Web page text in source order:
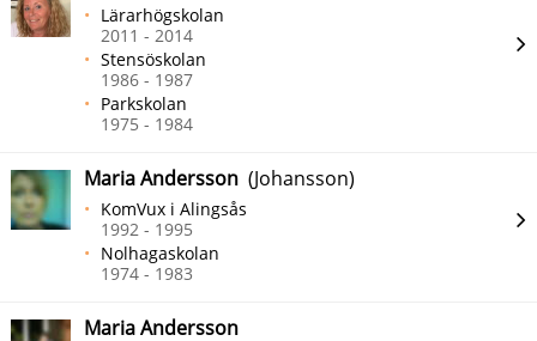
Lärarhögskolan
2011 - 2014
Stensöskolan
1986 - 1987
Parkskolan
1975 - 1984
Maria Andersson (Johansson)
KomVux i Alingsås
1992 - 1995
Nolhagaskolan
1974 - 1983
Maria Andersson